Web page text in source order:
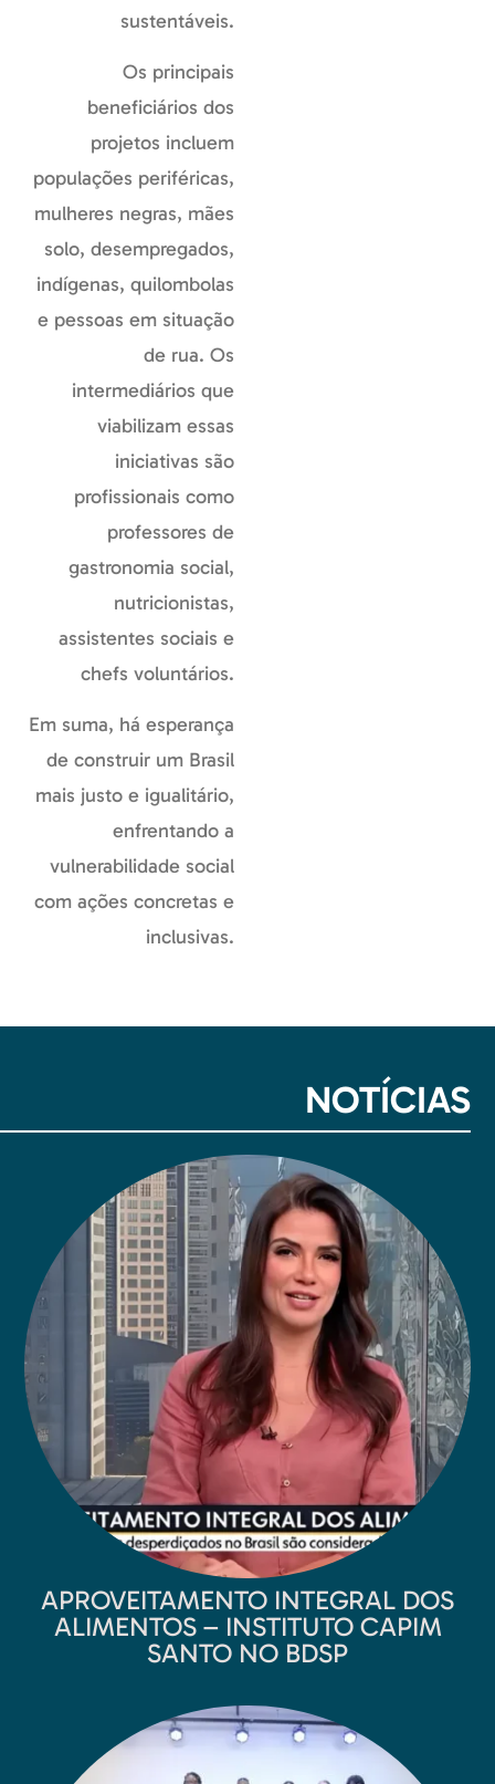
sustentáveis.
Os principais
beneficiários dos
projetos incluem
populações periféricas,
mulheres negras, mães
solo, desempregados,
indígenas, quilombolas
e pessoas em situação
de rua. Os
intermediários que
viabilizam essas
iniciativas são
profissionais como
professores de
gastronomia social,
nutricionistas,
assistentes sociais e
chefs voluntários.
Em suma, há esperança
de construir um Brasil
mais justo e igualitário,
enfrentando a
vulnerabilidade social
com ações concretas e
inclusivas.
NOTÍCIAS
APROVEITAMENTO INTEGRAL DOS
ALIMENTOS – INSTITUTO CAPIM
SANTO NO BDSP